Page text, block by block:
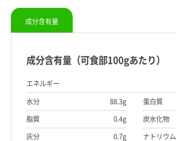
成分含有量
成分含有量（可食部100gあたり）
エネルギー
水分 88.3g 蛋白質
脂質 0.4g 炭水化物
灰分 0.7g ナトリウム